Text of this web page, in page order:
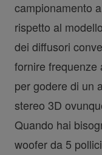
campionamento
rispetto al
dei diffusori
fornire frequenze
per godere di un
stereo 3D
Quando hai
woofer da 5